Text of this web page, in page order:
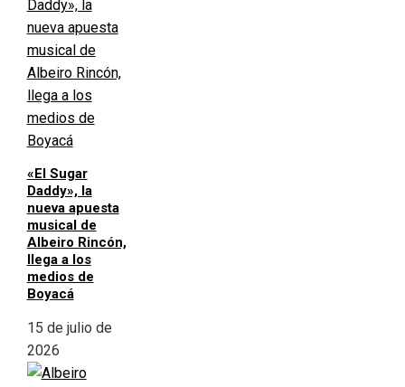
«El Sugar
Daddy», la
nueva apuesta
musical de
Albeiro Rincón,
llega a los
medios de
Boyacá
15 de julio de
2026